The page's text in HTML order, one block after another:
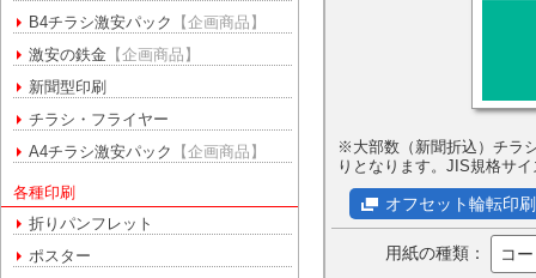
B4チラシ激安パック
【企画商品】
激安の鉄金 【企画商品】
新聞型印刷
チラシ・フライヤー
A4チラシ激安パック
【企画商品】
各種印刷
折りパンフレット
ポスター
※大部数（新聞折込）チラ
りとなります。JIS規格サ
オフセット輪転印刷
用紙の種類： コ